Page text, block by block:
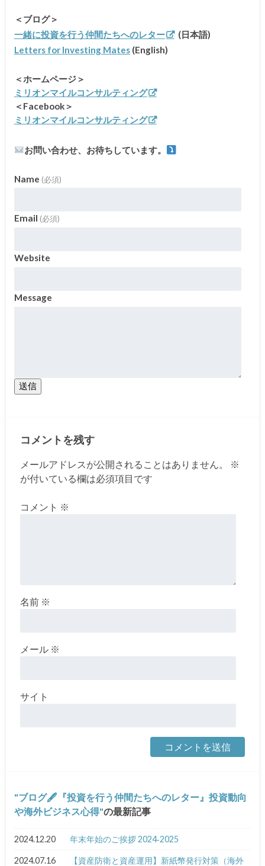
＜ブログ＞
一緒に投資を行う仲間たちへのレター
(日本語)
Letters for Investing Mates(English)
＜ホームページ＞
ミリオンマイルコンサルティング
＜Facebook＞
ミリオンマイルコンサルティング
お問い合わせ、お待ちしています。
Name (必須)
Email (必須)
Website
Message
送信
コメントを残す
メールアドレスが公開されることはありません。
※
が付いている欄は必須項目です
コメント ※
名前 ※
メール ※
サイト
ブログ🖋『投資を行う仲間たちへのレター』投資動向
や海外ビジネス心得 の最新記事
2024.12.20 年末年始のご挨拶 2024‐2025
2024.07.16 【資産防衛と資産運用】新紙幣発行対策（海外